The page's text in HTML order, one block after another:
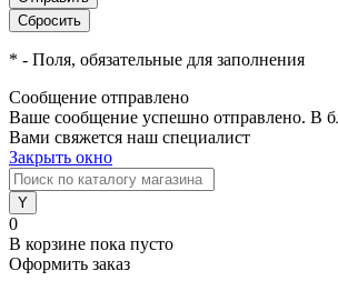
* - Поля, обязательные для заполнения
Сообщение отправлено
Ваше сообщение успешно отправлено. В
Вами свяжется наш специалист
Закрыть окно
0
В корзине пока пусто
Оформить заказ